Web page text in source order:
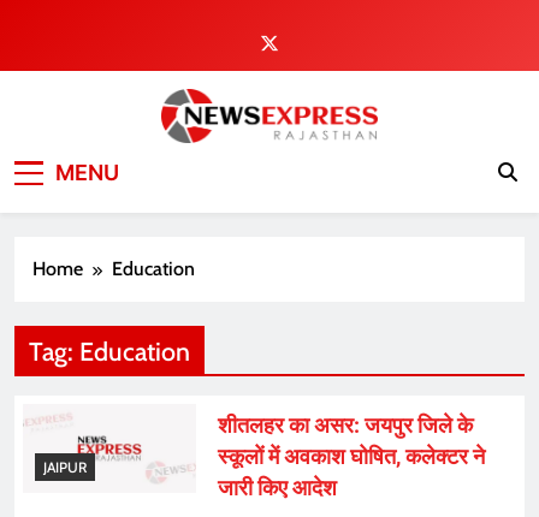
content
MENU
Home Education
Tag: Education
JAIPUR
शीतलहर का असर: जयपुर जिले के
स्कूलों में अवकाश घोषित, कलेक्टर ने
जारी किए आदेश